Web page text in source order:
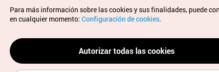
Copyrights © Organización de Turismo de Corea. Todos los
derechos reservados.
Para informes de errores y cuestiones relacionadas con el
sitio web, dirija sus consultas al correoelectrónico oficial:
spanish@knto.or.kr
Para más información sobre las cookies y sus finalidades, puede
en cualquier momento: Configuración de cookies.
Autorizar todas las cookies